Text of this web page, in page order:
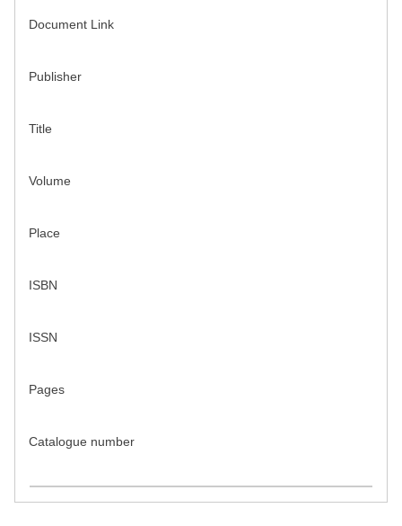
Document Link
Publisher
Title
Volume
Place
ISBN
ISSN
Pages
Catalogue number